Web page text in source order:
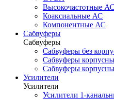
Высокочастотные АС
Коаксиальные АС
Компонентные АС
Сабвуферы
Сабвуферы
Сабвуферы без
Сабвуферы
Сабвуферы
Усилители
Усилители
Усилители 1-